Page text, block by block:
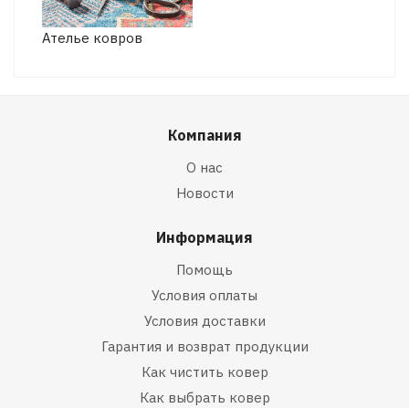
Ателье ковров
Компания
О нас
Новости
Информация
Помощь
Условия оплаты
Условия доставки
Гарантия и возврат продукции
Как чистить ковер
Как выбрать ковер